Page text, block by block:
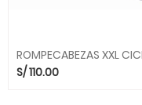
ROMPECABEZAS XXL
S/110.00